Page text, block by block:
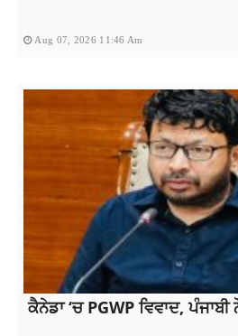
Aug 07, 2026 11:46 Am
ਕੈਨੇਡਾ ‘ਚ PGWP ਵਿਵਾਦ,